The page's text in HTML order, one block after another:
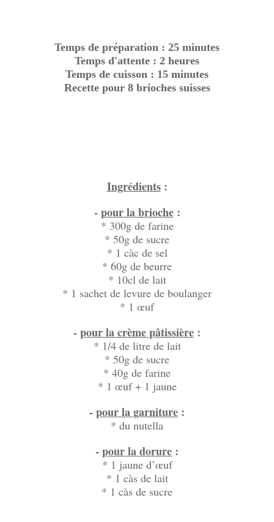
Temps de préparation : 25 minutes
Temps d'attente : 2 heures
Temps de cuisson : 15 minutes
Recette pour 8 brioches suisses
Ingrédients:
-pour la brioche:
* 300g de farine
* 50g de sucre
* 1 càc de sel
* 60g de beurre
* 10cl de lait
* 1 sachet de levure de boulanger
* 1 œuf
-pour la crème pâtissière :
* 1/4 de litre de lait
* 50g de sucre
* 40g de farine
* 1 œuf + 1 jaune
-pour la garniture :
* du nutella
-pour la dorure :
* 1 jaune d’œuf
* 1 càs de lait
* 1 càs de sucre